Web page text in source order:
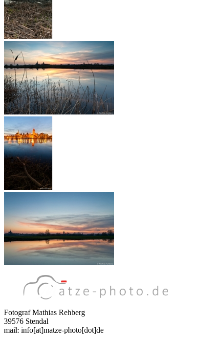
Fotograf Mathias Rehberg
39576 Stendal
mail: info[at]matze-photo[dot]de